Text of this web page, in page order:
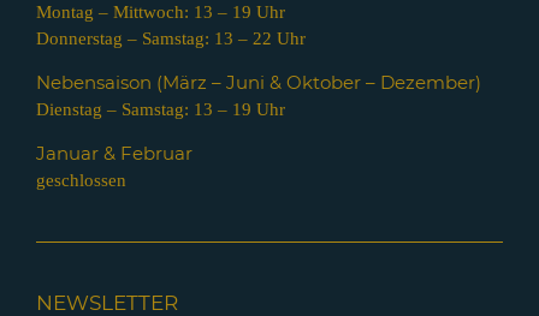
Montag – Mittwoch: 13 – 19 Uhr
Donnerstag – Samstag: 13 – 22 Uhr
Nebensaison (März – Juni & Oktober – Dezember)
Dienstag – Samstag: 13 – 19 Uhr
Januar & Februar
geschlossen
NEWSLETTER